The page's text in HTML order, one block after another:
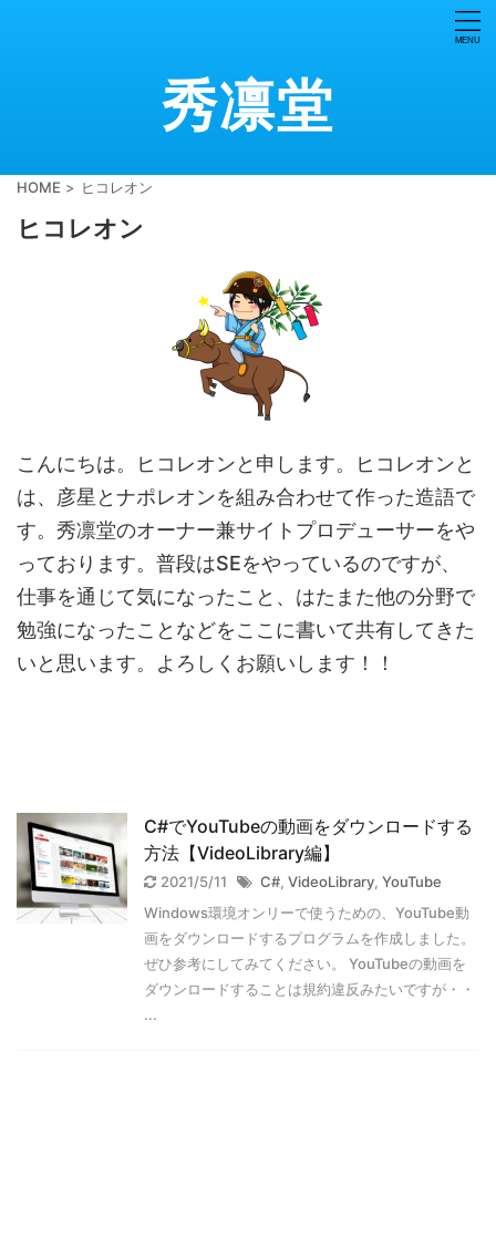
秀凛堂
HOME > ヒコレオン
ヒコレオン
こんにちは。ヒコレオンと申します。ヒコレオンと
は、彦星とナポレオンを組み合わせて作った造語で
す。秀凛堂のオーナー兼サイトプロデューサーをや
っております。普段はSEをやっているのですが、
仕事を通じて気になったこと、はたまた他の分野で
勉強になったことなどをここに書いて共有してきた
いと思います。よろしくお願いします！！
C#でYouTubeの動画をダウンロードする
方法【VideoLibrary編】
2021/5/11 C# VideoLibrary YouTube
Windows環境オンリーで使うための、YouTube動
画をダウンロードするプログラムを作成しました。
ぜひ参考にしてみてください。 YouTubeの動画を
ダウンロードすることは規約違反みたいですが・・
...